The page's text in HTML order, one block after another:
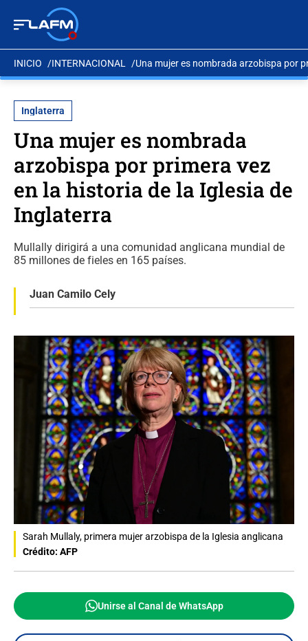
INICIO INTERNACIONAL Una mujer es nombrada arzobispa por
Inglaterra
Una mujer es nombrada
arzobispa por primera vez
en la historia de la Iglesia de
Inglaterra
Mullally dirigirá a una comunidad anglicana mundial de
85 millones de fieles en 165 países.
Juan Camilo Cely
Sarah Mullaly, primera mujer arzobispa de la Iglesia anglicana
Crédito: AFP
Unirse al Canal de WhatsApp